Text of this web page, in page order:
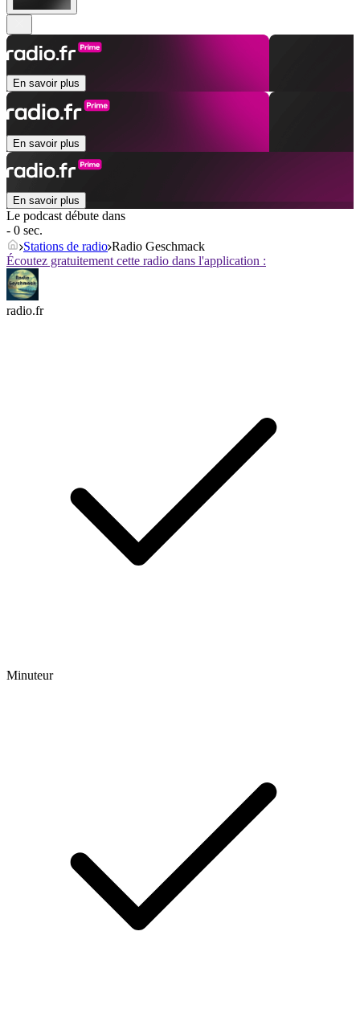
En savoir plus
En savoir plus
En savoir plus
Le podcast débute dans
- 0 sec.
Stations de radio Radio Geschmack
Écoutez gratuitement cette radio dans l'application :
radio.fr
Minuteur